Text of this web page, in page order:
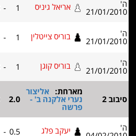
21/01/ אריאל גיניס 1
0
21/01/ בוריס צייטלין 1
0
21/01/ בוריס קוגן 0
2
מארחת:אליצור
נערי אלקנה ב' -
פרשה
2.0
2.0
יעקב פלג 0.5